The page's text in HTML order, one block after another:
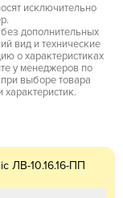
исключительно
дополнительных
вид и технические
о характеристиках
у менеджеров по
выборе товара
ЛВ-10.16.16-ПП